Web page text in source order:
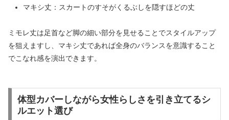
マキシ丈：スカートのすそがくるぶしを隠すほどの丈
ミモレ丈は足首など脚の細い部分を見せることでスタイルアップ
を狙えますし、マキシ丈であれば全身のバランスを意識すること
でこなれ感を演出できます。
体型カバーしながら女性らしさを引き立てるシ
ルエット選び